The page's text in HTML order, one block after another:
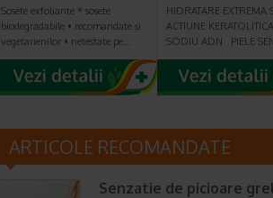
Sosete exfoliante * sosete
biodegradabile • recomandate si
vegetarienilor • netestate pe…
HIDRATARE EXTREMA
ACTIUNE
SODIU ADN PIELE
ARTICOLE RECOMANDATE
Senzatie de picioare